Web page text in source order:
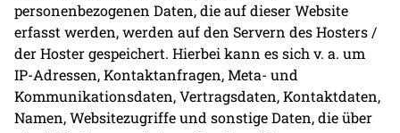
personenbezogenen Daten, die auf dieser Website
erfasst werden, werden auf den Servern des Hosters /
der Hoster gespeichert. Hierbei kann es sich v. a. um
IP-Adressen, Kontaktanfragen, Meta- und
Kommunikationsdaten, Vertragsdaten, Kontaktdaten,
Namen, Websitezugriffe und sonstige Daten, die über